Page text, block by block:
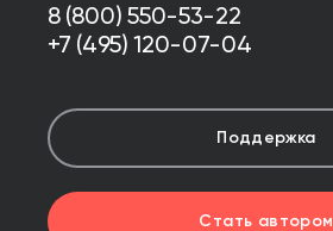
8 (800) 550-53-22
+7 (495) 120-07-04
Поддержка
Стать автором